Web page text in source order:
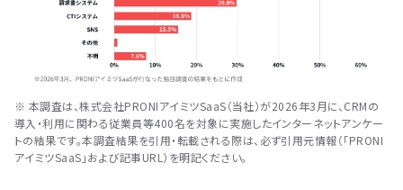
※ 本調査は、株式会社PRONIアイミツSaaS（当社）が2026年3月に、CRMの
導入・利用に関わる従業員等400名を対象に実施したインターネットアンケー
トの結果です。本調査結果を引用・転載される際は、必ず引用元情報（「PRONI
アイミツSaaS」および記事URL）を明記ください。